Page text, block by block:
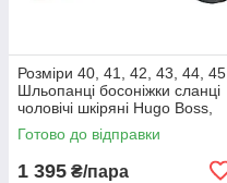
Розміри 40, 41, 42, 43, 44, 45
Шльопанці босоніжки сланці
чоловічі шкіряні Hugo Boss,
чорні, на підошві з піни
Готово до відправки
1 395 ₴/пара